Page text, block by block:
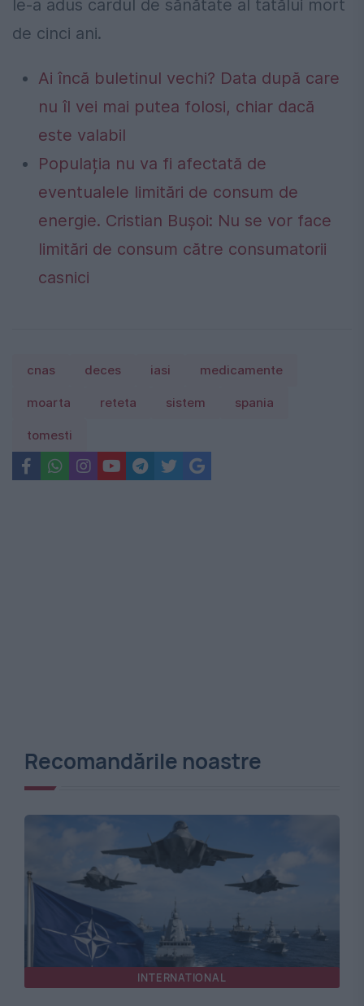
le-a adus cardul de sănătate al tatălui mort
de cinci ani.
Ai încă buletinul vechi? Data după care
nu îl vei mai putea folosi, chiar dacă
este valabil
Populația nu va fi afectată de
eventualele limitări de consum de
energie. Cristian Bușoi: Nu se vor face
limitări de consum către consumatorii
casnici
cnas deces iasi medicamente
moarta reteta sistem spania
tomesti
Recomandările noastre
INTERNATIONAL